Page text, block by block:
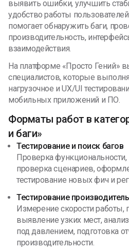
выявить ошибки, улучшить
удобство работы
помогает обнаружить баги,
производительность,
взаимодействия.
На платформе «Просто Гений»
специалистов, которые
нагрузочное и UX/UI
мобильных приложений и ПО.
Форматы работ в
и баги»
Тестирование и поиск багов
Проверка
проверка сценариев,
тестирование новых фич и
Тестирование
Измерение скорости работы,
выявление узких мест,
под давлением, подготовка
производительности.